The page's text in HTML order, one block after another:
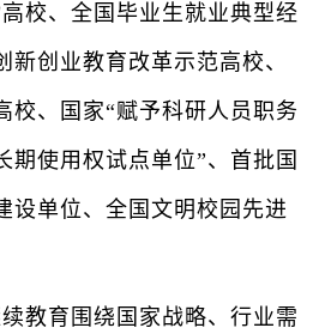
校、全国毕业生就业典型经
新创业教育改革示范高校、
校、国家“赋予科研人员职务
期使用权试点单位”、首批国
设单位、全国文明校园先进
教育围绕国家战略、行业需